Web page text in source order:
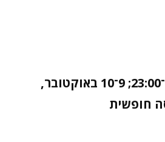
8 באוקטובר, 20:00־23:00; 9־10 באוקטובר,